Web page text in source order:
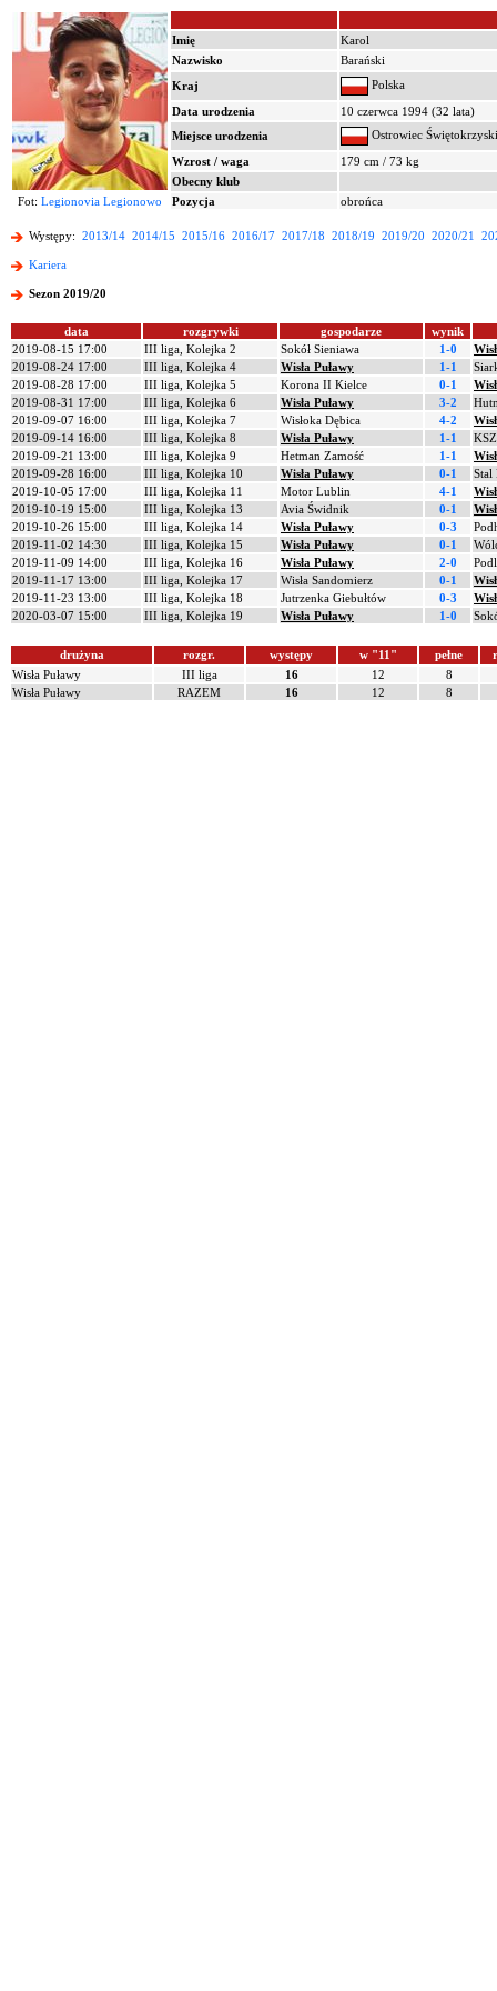
Imię
Karol
Nazwisko
Barański
Kraj
Polska
Data urodzenia
10 czerwca 1994 (32 lata)
Miejsce urodzenia
Ostrowiec Świętokrzyski
Wzrost / waga
179 cm / 73 kg
Obecny klub
Fot: Legionovia Legionowo Pozycja obrońca
Występy: 2013/14 2014/15 2015/16 2016/17 2017/18 2018/19 2019/20 2020/21
Kariera
Sezon 2019/20
data rozgrywki gospodarze
wynik
2019-08-15 17:00
III liga, Kolejka 2 Sokół Sieniawa 1-0
2019-08-24 17:00
III liga, Kolejka 4 Wisła Puławy 1-1
2019-08-28 17:00
III liga, Kolejka 5 Korona II Kielce 0-1
2019-08-31 17:00
III liga, Kolejka 6 Wisła Puławy 3-2
2019-09-07 16:00
III liga, Kolejka 7 Wisłoka Dębica 4-2
2019-09-14 16:00
III liga, Kolejka 8 Wisła Puławy 1-1
2019-09-21 13:00
III liga, Kolejka 9 Hetman Zamość 1-1
2019-09-28 16:00
III liga, Kolejka 10 Wisła Puławy 0-1
Stal
2019-10-05 17:00
III liga, Kolejka 11 Motor Lublin 4-1
2019-10-19 15:00
III liga, Kolejka 13 Avia Świdnik 0-1
2019-10-26 15:00
III liga, Kolejka 14 Wisła Puławy 0-3
2019-11-02 14:30
III liga, Kolejka 15 Wisła Puławy 0-1
2019-11-09 14:00
III liga, Kolejka 16 Wisła Puławy 2-0
2019-11-17 13:00
III liga, Kolejka 17 Wisła Sandomierz 0-1
2019-11-23 13:00
III liga, Kolejka 18 Jutrzenka Giebułtów 0-3
2020-03-07 15:00
III liga, Kolejka 19 Wisła Puławy 1-0
drużyna rozgr. występy w "11" pełne
Wisła Puławy
III liga 16 12
8
Wisła Puławy
RAZEM 16 12 8